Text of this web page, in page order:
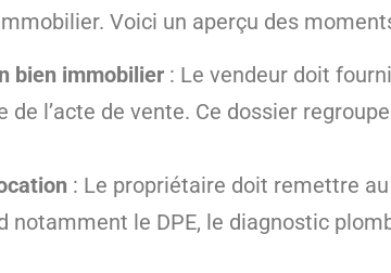
Voici un aperçu des
bien immobilier : Le vendeur doit
de l’acte de vente. Ce dossier
: Le propriétaire doit remettre
notamment le DPE, le diagnostic